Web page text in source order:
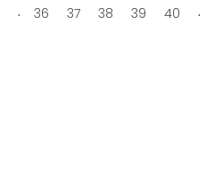
41 36 37 38 39 40 41